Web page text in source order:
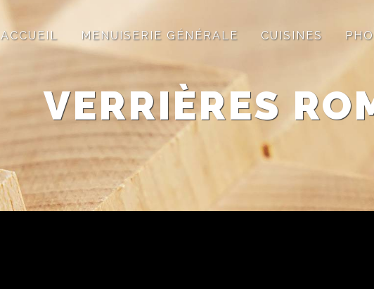
ACCUEIL MENUISERIE GÉNÉRALE CUISINES
VERRIÈRES